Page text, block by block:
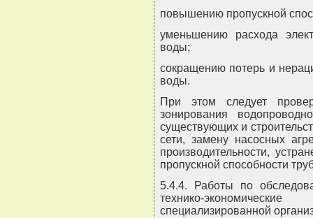
повышению пропускной
уменьшению расхода
воды;
сокращению потерь и
воды.
При этом следует
зонирования
существующих и
сети, замену насосных
производительности,
пропускной способности
5.4.4. Работы по
технико-
специализированной